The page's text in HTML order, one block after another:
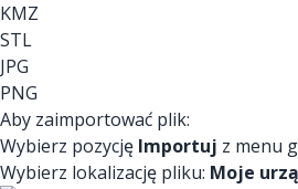
KMZ
STL
JPG
PNG
Aby zaimportować plik:
Wybierz pozycję Importuj z menu
Wybierz lokalizację pliku: Moje